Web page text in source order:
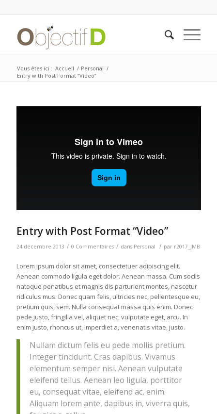
Vous êtes ici : Accueil / Personal /
Entry with Post Format “Video”
Entry with Post Format “Video”
24 décembre 2013 / 0 Commentaires / dans Personal / par r2017_JMB
Lorem ipsum dolor sit amet, consectetuer adipiscing elit.
Aenean commodo ligula eget dolor. Aenean massa. Cum sociis
natoque penatibus et magnis dis parturient montes, nascetur
ridiculus mus. Donec quam felis, ultricies nec, pellentesque eu,
pretium quis, sem. Nulla consequat massa quis enim. Donec
pede justo, fringilla vel, aliquet nec, vulputate eget, arcu. In
enim justo, rhoncus ut, imperdiet a, venenatis vitae, justo.
Nullam dictum felis eu pede mollis pretium.
Integer tincidunt. Cras dapibus. Vivamus
elementum semper nisi. Aenean vulputate
eleifend tellus. Aenean leo ligula, porttitor
eu, consequat vitae, eleifend ac, enim.
Aliquam lorem ante, dapibus in, viverra quis,